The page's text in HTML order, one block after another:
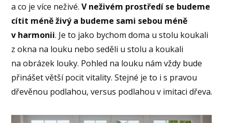
a co je více neživé.V neživém prostředí se budeme
cítit méně živý a budeme sami sebou méně
v harmonii. Je to jako bychom doma u stolu koukali
z okna na louku nebo seděli u stolu a koukali
na obrázek louky. Pohled na louku nám vždy bude
přinášet větší pocit vitality. Stejné je to i s pravou
dřevěnou podlahou, versus podlahou v imitaci dřeva.